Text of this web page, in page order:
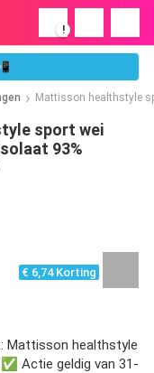
!
Mattisson healthstyle
sport wei
93%
€ 6,74 Korting
Mattisson healthstyle
Actie geldig van 31-